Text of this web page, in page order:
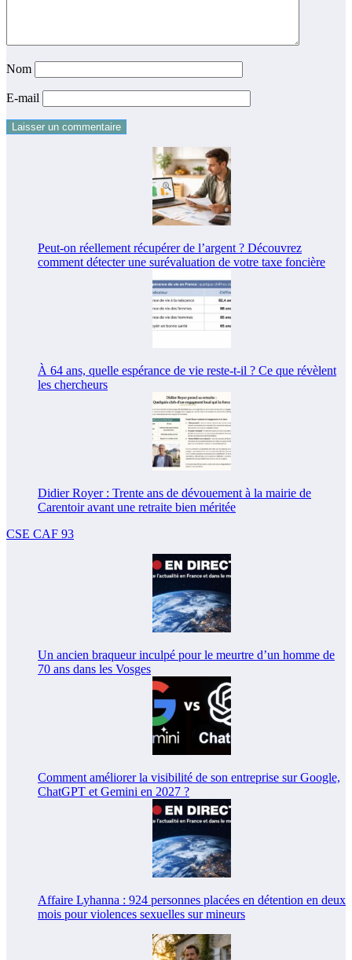
Nom
E-mail
Peut-on réellement récupérer de l’argent ? Découvrez
comment détecter une surévaluation de votre taxe foncière
À 64 ans, quelle espérance de vie reste-t-il ? Ce que révèlent
les chercheurs
Didier Royer : Trente ans de dévouement à la mairie de
Carentoir avant une retraite bien méritée
CSE CAF 93
Un ancien braqueur inculpé pour le meurtre d’un homme de
70 ans dans les Vosges
Comment améliorer la visibilité de son entreprise sur Google,
ChatGPT et Gemini en 2027 ?
Affaire Lyhanna : 924 personnes placées en détention en deux
mois pour violences sexuelles sur mineurs